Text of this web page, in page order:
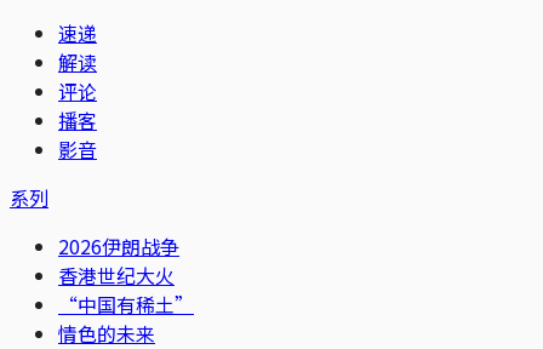
速递
解读
评论
播客
影音
系列
2026伊朗战争
香港世纪大火
“中国有稀土”
情色的未来